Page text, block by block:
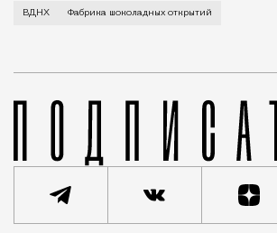
Все желающие набрать калорий к
ВДНХ Фабрика шоколадных открытий